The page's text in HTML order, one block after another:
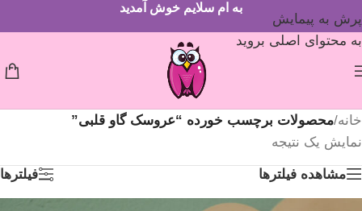
پرش به پیمایش
به محتوای اصلی بروید
به ام سلایم خوش آمدید
خانه/محصولات برچسب خورده “عروسک گاو قلبی”
نمایش یک نتیجه
مشاهده فیلترها فیلترها